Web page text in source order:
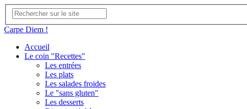
Carpe Diem !
Accueil
Le coin "Recettes"
Les entrées
Les plats
Les salades froides
Le "sans gluten"
Les desserts